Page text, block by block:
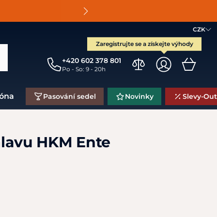
CZK
Zaregistrujte se a získejte výhody
+420 602 378 801
Po - So: 9 - 20h
Pasování sedel Novinky Slevy-
HKM Ente